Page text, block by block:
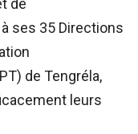
de
à ses 35 Directions
de Tengréla,
leurs